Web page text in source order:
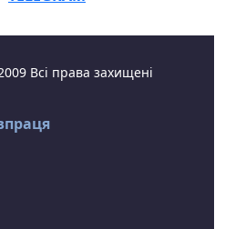
Всі права захищені